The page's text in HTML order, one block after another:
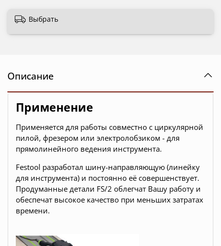
Выбрать
Описание
Применение
Применяется для работы совместно с циркулярной
пилой, фрезером или электролобзиком - для
прямолинейного ведения инструмента.
Festool разработал шину-направляющую (линейку
для инструмента) и постоянно её совершенствует.
Продуманные детали FS/2 облегчат Вашу работу и
обеспечат высокое качество при меньших затратах
времени.